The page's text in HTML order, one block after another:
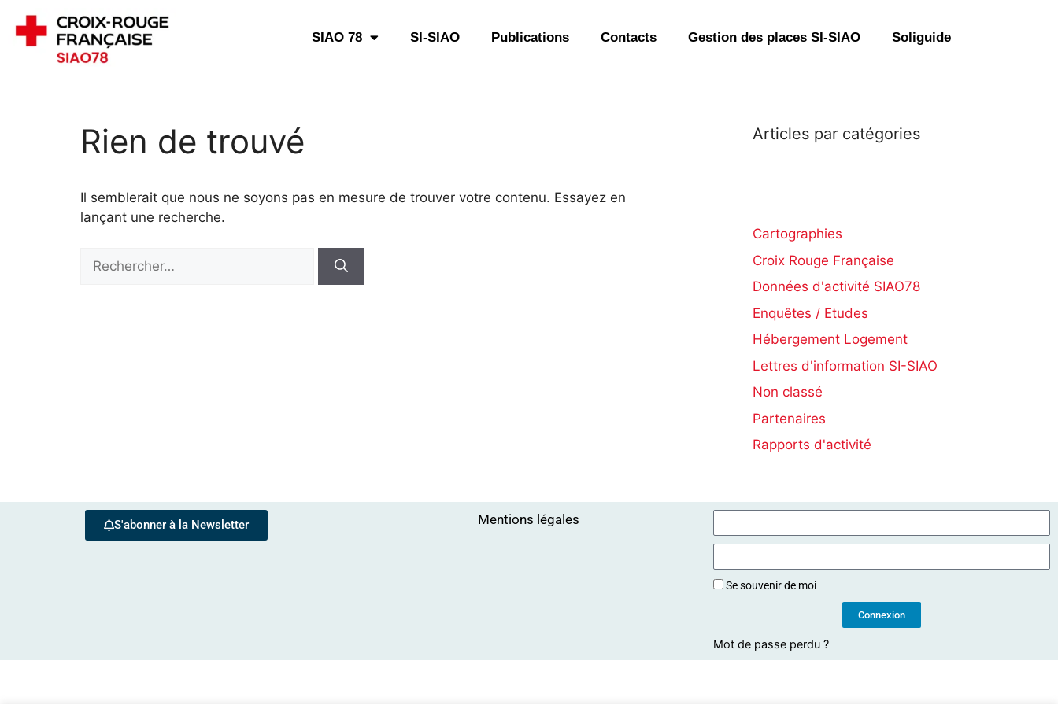
SIAO 78 SI-SIAO Publications Contacts Gestion des places SI-SIAO Soliguide
Rien de trouvé
Il semblerait que nous ne soyons pas en mesure de trouver votre contenu. Essayez en
lançant une recherche.
Articles par catégories
Cartographies
Croix Rouge Française
Données d'activité SIAO78
Enquêtes / Etudes
Hébergement Logement
Lettres d'information SI-SIAO
Non classé
Partenaires
Rapports d'activité
S'abonner à la Newsletter Mentions légales
Se souvenir de moi
Connexion
Mot de passe perdu ?